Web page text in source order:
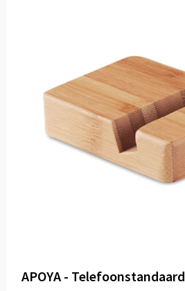
APOYA - Telefoonstandaard